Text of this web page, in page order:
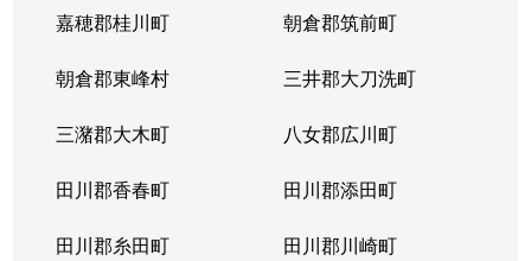
嘉穂郡桂川町 朝倉郡筑前町
朝倉郡東峰村 三井郡大刀洗町
三潴郡大木町 八女郡広川町
田川郡香春町 田川郡添田町
田川郡糸田町 田川郡川崎町